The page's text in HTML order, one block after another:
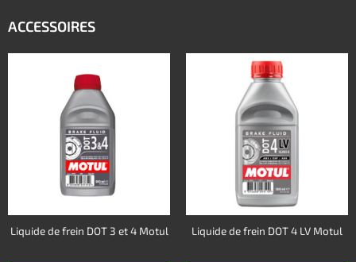
ACCESSOIRES
Liquide de frein DOT 3 et 4 Motul Liquide de frein DOT 4 LV Motul